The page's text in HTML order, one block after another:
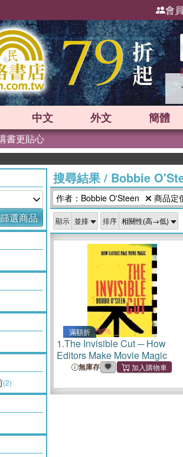
會
、
中文 外文 簡體
書更貼心
篩選商品
(2)
搜尋結果/ Bobbie
作者：Bobbie O'Steen 商品定
顯示 排序
滿額折
1.The Invisible Cut ─ How
Editors Make Movie Magic
無庫存